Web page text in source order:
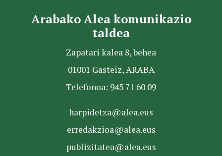
Arabako Alea komunikazio
taldea
Zapatari kalea 8, behea
01001 Gasteiz, ARABA
Telefonoa: 945 71 60 09
harpidetza@alea.eus
erredakzioa@alea.eus
publizitatea@alea.eus